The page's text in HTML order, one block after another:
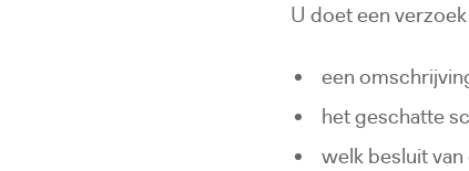
U doet een
een
het geschatte
welk besluit